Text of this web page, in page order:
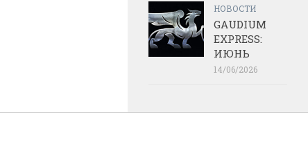
НОВОСТИ
GAUDIUM
EXPRESS:
ИЮНЬ
14/06/2026